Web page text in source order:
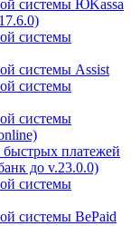
системы ЮKassa
системы
системы Assist
системы
системы
платежей
до v.23.0.0)
системы
системы BePaid